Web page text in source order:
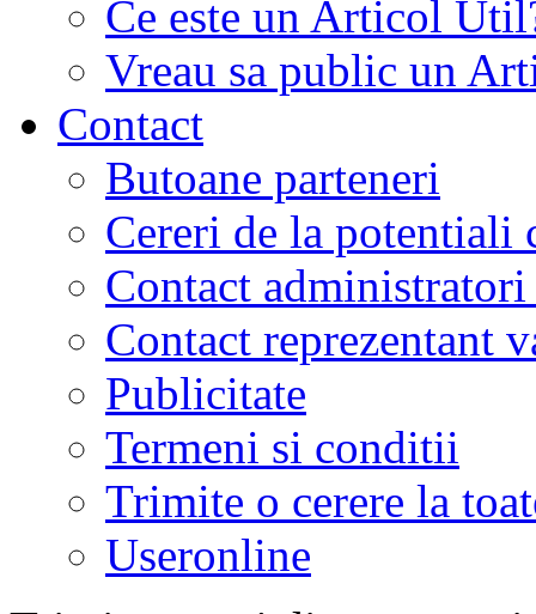
Ce este un Articol
Vreau sa public un
Contact
Butoane parteneri
Cereri de la potentiali
Contact
Contact reprezentant
Publicitate
Termeni si conditii
Trimite o cerere la
Useronline